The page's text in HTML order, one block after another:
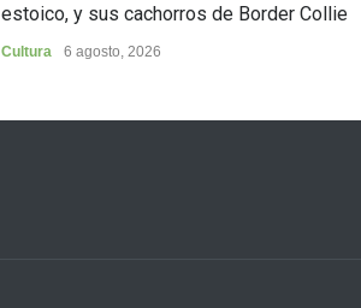
estoico, y sus cachorros de Border Collie
Cultura 6 agosto, 2026